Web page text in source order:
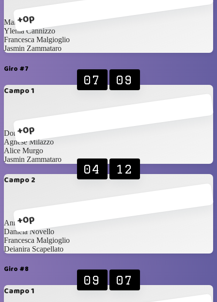
+0p
Marinella Attaguile
Ylenia Cannizzo
Francesca Malgioglio
Jasmin Zammataro
Giro #7
Campo 1
+0p
07 09
Dora Astuti
Agnese Milazzo
Alice Murgo
Jasmin Zammataro
Campo 2
+0p
04 12
Annalisa Marletta
Daniela Novello
Francesca Malgioglio
Deianira Scapellato
Giro #8
Campo 1
09 07